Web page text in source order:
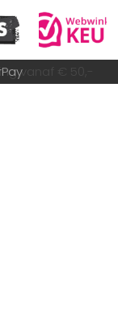
vanaf € 50,-
verzonden!